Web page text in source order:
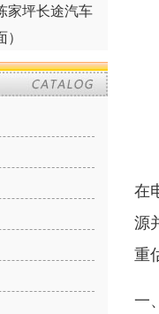
家坪长途汽车
在
源
重
一